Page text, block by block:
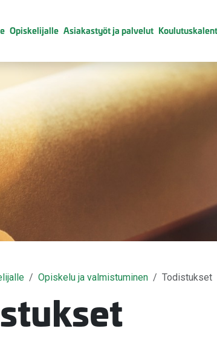
Opiskelijalle Asiakastyöt ja palvelut
Opiskelu ja valmistuminen Todistukset